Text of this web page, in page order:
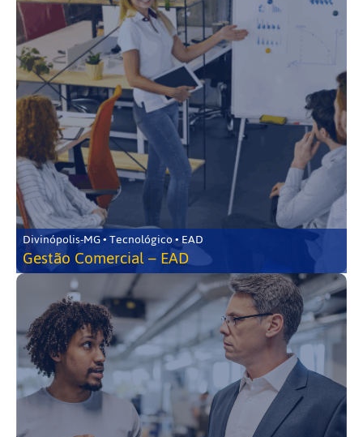
Divinópolis-MG • Tecnológico • EAD
Gestão Comercial – EAD